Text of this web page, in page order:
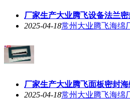
厂家生产大业腾飞设备法兰
2025-04-18常州大业腾飞海绵
厂家生产大业腾飞面板密封
2025-04-18常州大业腾飞海绵